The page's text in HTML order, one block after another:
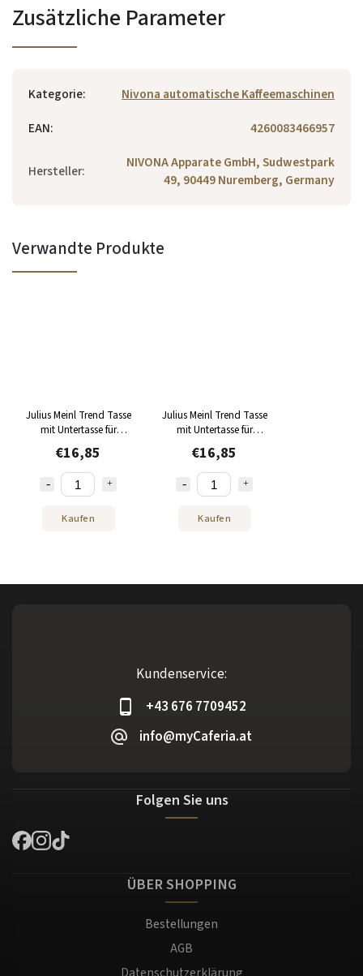
Zusätzliche Parameter
Kategorie:
Nivona automatische Kaffeemaschinen
EAN: 4260083466957
Hersteller:
NIVONA Apparate GmbH, Sudwestpark
49, 90449 Nuremberg, Germany
Verwandte Produkte
Julius Meinl Trend Tasse
mit Untertasse für
Espresso 55 ml
€16,85
Kaufen
Julius Meinl Trend Tasse
mit Untertasse für
Melange 100 ml
€16,85
Kaufen
Kundenservice:
+43 676 7709452
info@myCaferia.at
Folgen Sie uns
ÜBER SHOPPING
Bestellungen
AGB